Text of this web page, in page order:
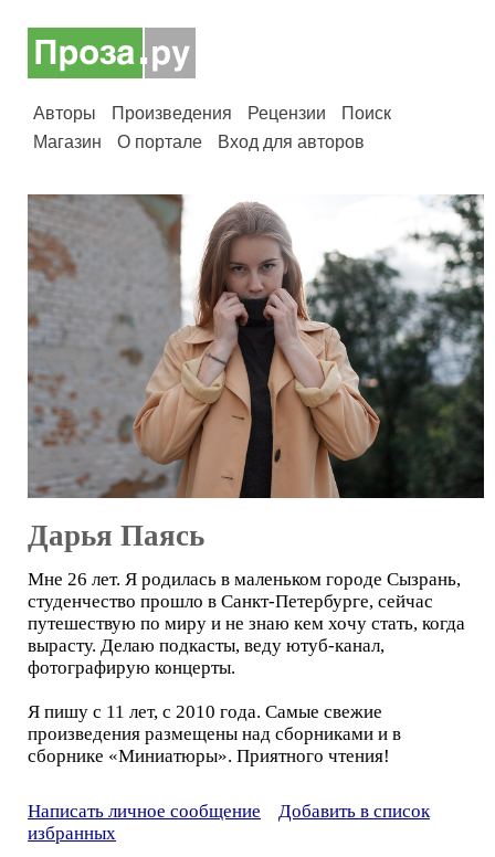
Авторы Произведения Рецензии
Поиск
Магазин
О портале Вход для авторов
Дарья Паясь
Мне 26 лет. Я родилась в маленьком городе Сызрань,
студенчество прошло в Санкт-Петербурге, сейчас
путешествую по миру и не знаю кем хочу стать, когда
вырасту. Делаю подкасты, веду ютуб-канал,
фотографирую концерты.
Я пишу с 11 лет, с 2010 года. Самые свежие
произведения размещены над сборниками и в
сборнике «Миниатюры». Приятного чтения!
Написать личное сообщение
Добавить в список
избранных